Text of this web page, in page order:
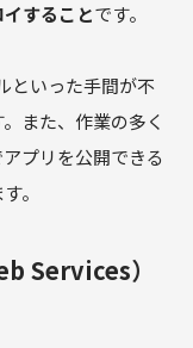
することです。
といった手間が不
また、作業の多く
プリを公開できる
。
Services）